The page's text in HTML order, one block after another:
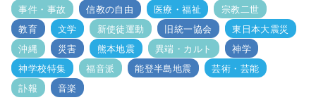
事件・事故
信教の自由 医療・福祉
宗教二世
教育
文学 新使徒運動 旧統一協会
東日本大震災
沖縄
災害 熊本地震 異端・カルト
神学
神学校特集
福音派 能登半島地震
芸術・芸能
訃報
音楽